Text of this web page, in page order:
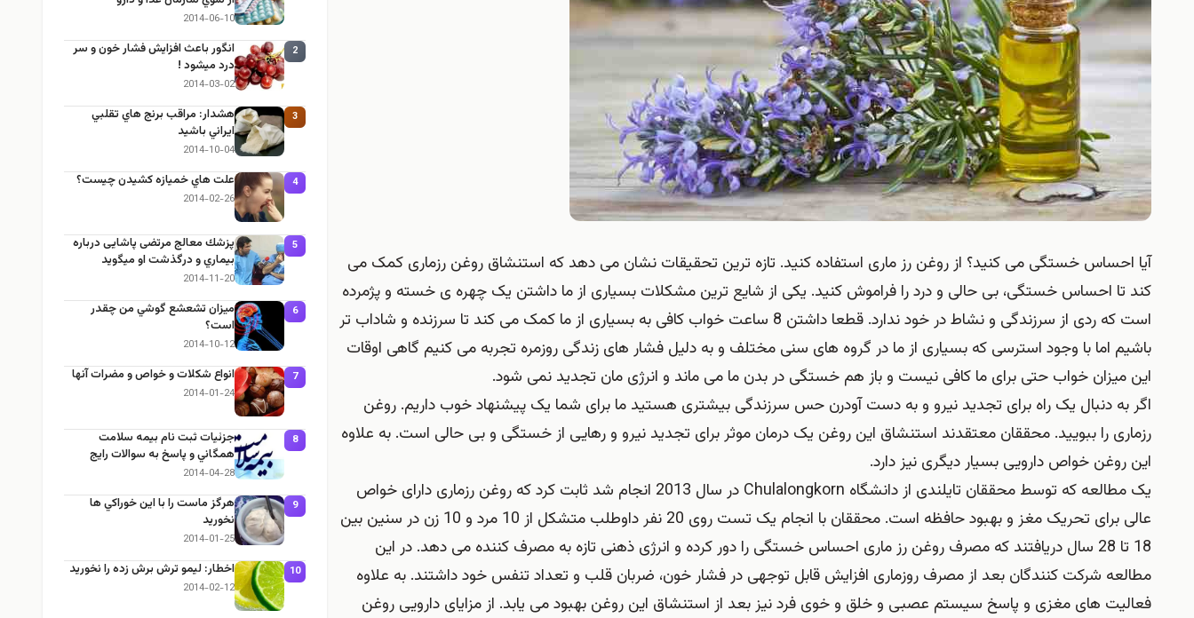
آیا احساس خستگی می کنید؟ از روغن رز ماری استفاده کنید. تازه ترین تحقیقات نشان می دهد که استنشاق روغن رزماری کمک می
کند تا احساس خستگی، بی حالی و درد را فراموش کنید. یکی از شایع ترین مشکلات بسیاری از ما داشتن یک چهره ی خسته و پژمرده
است که ردی از سرزندگی و نشاط در خود ندارد. قطعا داشتن 8 ساعت خواب کافی به بسیاری از ما کمک می کند تا سرزنده و شاداب تر
باشیم اما با وجود استرسی که بسیاری از ما در گروه های سنی مختلف و به دلیل فشار های زندگی روزمره تجربه می کنیم گاهی اوقات
این میزان خواب حتی برای ما کافی نیست و باز هم خستگی در بدن ما می ماند و انرژی مان تجدید نمی شود.
اگر به دنبال یک راه برای تجدید نیرو و به دست آودرن حس سرزندگی بیشتری هستید ما برای شما یک پیشنهاد خوب داریم. روغن
رزماری را ببویید. محققان معتقدند استنشاق این روغن یک درمان موثر برای تجدید نیرو و رهایی از خستگی و بی حالی است. به علاوه
این روغن خواص دارویی بسیار دیگری نیز دارد.
یک مطالعه که توسط محققان تایلندی از دانشگاه Chulalongkorn در سال 2013 انجام شد ثابت کرد که روغن رزماری دارای خواص
عالی برای تحریک مغز و بهبود حافظه است. محققان با انجام یک تست روی 20 نفر داوطلب متشکل از 10 مرد و 10 زن در سنین بین
18 تا 28 سال دریافتند که مصرف روغن رز ماری احساس خستگی را دور کرده و انرژی ذهنی تازه به مصرف کننده می دهد. در این
مطالعه شرکت کنندگان بعد از مصرف روزماری افزایش قابل توجهی در فشار خون، ضربان قلب و تعداد تنفس خود داشتند. به علاوه
فعالیت های مغزی و پاسخ سیستم عصبی و خلق و خوی فرد نیز بعد از استنشاق این روغن بهبود می یابد. از مزایای دارویی روغن
2014-06-10
2
انگور باعث افزايش فشار خون و سر
درد ميشود !
2014-03-02
3
هشدار: مراقب برنج هاي تقلبي
ايراني باشيد
2014-10-04
4 علت هاي خميازه كشيدن چيست؟
2014-02-26
5
پزشك معالج مرتضی پاشایی درباره
بيماري و درگذشت او ميگويد
2014-11-20
6
ميزان تشعشع گوشي من چقدر
است؟
2014-10-12
7 انواع شكلات و خواص و مضرات آنها
2014-01-24
8
جزئيات ثبت نام بيمه سلامت
همگاني و پاسخ به سوالات رايج
2014-04-28
9
هرگز ماست را با این خوراكي ها
نخوريد
2014-01-25
10 اخطار: لیمو ترش برش زده را نخوريد
2014-02-12